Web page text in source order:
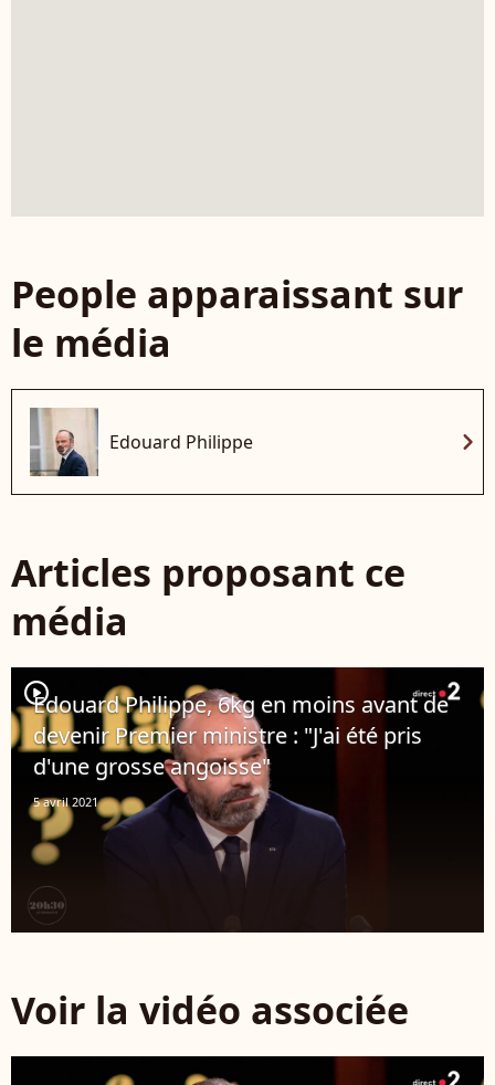
People apparaissant sur
le média
Edouard Philippe chevron_right
Articles proposant ce
média
player2
Edouard Philippe, 6kg en moins avant de
devenir Premier ministre : "J'ai été pris
d'une grosse angoisse"
5 avril 2021
Voir la vidéo associée